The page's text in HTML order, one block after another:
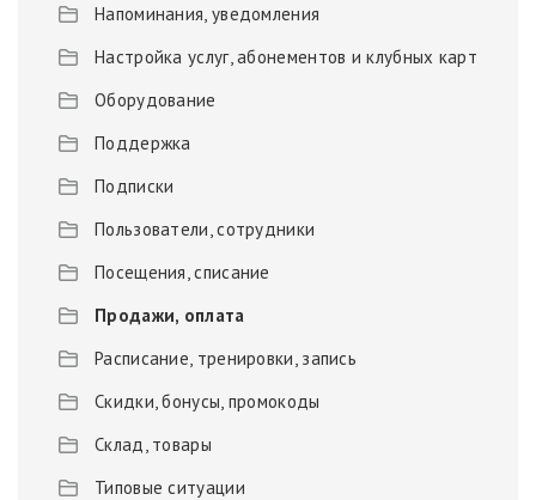
Напоминания, уведомления
Настройка услуг, абонементов и клубных карт
Оборудование
Поддержка
Подписки
Пользователи, сотрудники
Посещения, списание
Продажи, оплата
Расписание, тренировки, запись
Скидки, бонусы, промокоды
Склад, товары
Типовые ситуации